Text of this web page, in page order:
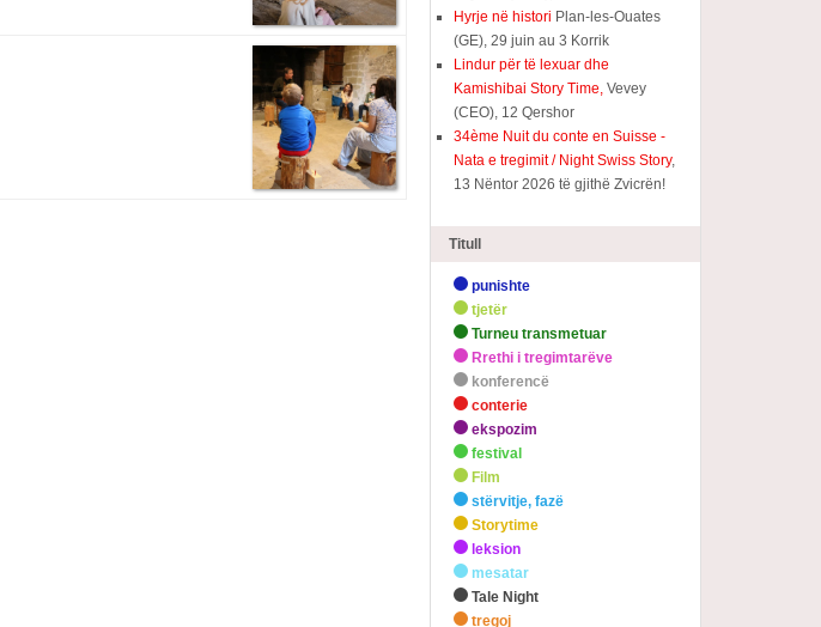
Hyrje në histori Plan-les-Ouates
(GE), 29 juin au 3 Korrik
Lindur për të lexuar dhe
Kamishibai Story Time, Vevey
(CEO), 12 Qershor
34ème Nuit du conte en Suisse -
Nata e tregimit / Night Swiss Story,
13 Nëntor 2026 të gjithë Zvicrën!
Titull
punishte
tjetër
Turneu transmetuar
Rrethi i tregimtarëve
konferencë
conterie
ekspozim
festival
Film
stërvitje, fazë
Storytime
leksion
mesatar
Tale Night
tregoj